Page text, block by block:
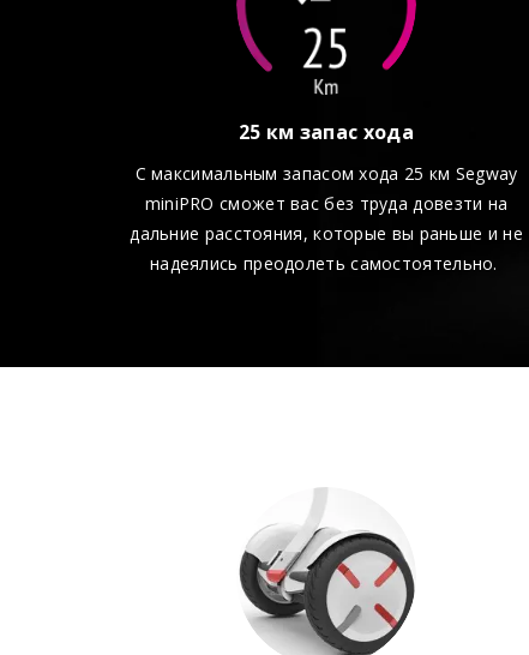
Приборная панель
Автоматическая диагностика неисправностей
Дистанционный привод
Персональные настройки
Интеллектуальная защита от:
Перенапряжения
25 км запас хода
С максимальным запасом хода 25 км Segway
miniPRO сможет вас без труда довезти на
дальние расстояния, которые вы раньше и не
надеялись преодолеть самостоятельно.